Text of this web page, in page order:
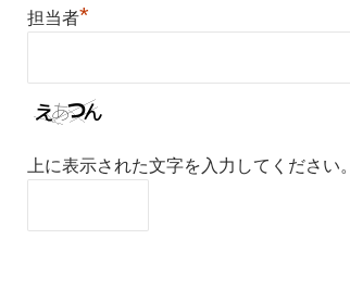
担当者*
上に表示された文字を入力してください。